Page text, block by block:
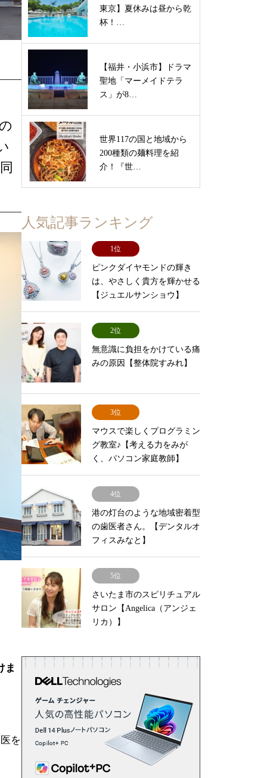
ま
を
東京】夏休みは昼から乾
杯！…
【福井・小浜市】ドラマ
聖地「マーメイドテラ
ス」が8…
世界117の国と地域から
200種類の麺料理を紹
介！『世…
人気記事ランキング
1位
ピンクダイヤモンドの輝き
は、やさしく貴方を輝かせる
【ジュエルサンショウ】
2位
無意識に負担をかけている痛
みの原因【整体院すみれ】
3位
マウスで楽しくプログラミン
グ教室♪【考える力をみが
く、パソコン家庭教師】
4位
港の灯台のような地域密着型
の歯医者さん。【デンタルオ
フィスみなと】
5位
さいたま市のスピリチュアル
サロン【Angelica（アンジェ
リカ）】